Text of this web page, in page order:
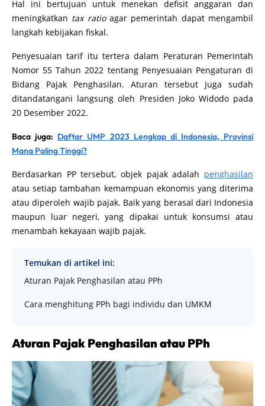
Hal ini bertujuan untuk menekan defisit anggaran dan
meningkatkan tax ratioagar pemerintah dapat mengambil
langkah kebijakan fiskal.
Penyesuaian tarif itu tertera dalam Peraturan Pemerintah
Nomor 55 Tahun 2022 tentang Penyesuaian Pengaturan di
Bidang Pajak Penghasilan. Aturan tersebut juga sudah
ditandatangani langsung oleh Presiden Joko Widodo pada
20 Desember 2022.
Baca juga: Daftar UMP 2023 Lengkap di Indonesia, Provinsi
Mana Paling Tinggi?
Berdasarkan PP tersebut, objek pajak adalah penghasilan
atau setiap tambahan kemampuan ekonomis yang diterima
atau diperoleh wajib pajak. Baik yang berasal dari Indonesia
maupun luar negeri, yang dipakai untuk konsumsi atau
menambah kekayaan wajib pajak.
Temukan di artikel ini:
Aturan Pajak Penghasilan atau PPh
Cara menghitung PPh bagi individu dan UMKM
Aturan Pajak Penghasilan atau PPh